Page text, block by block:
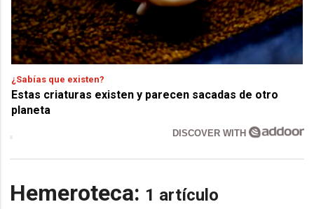
¿Sabías que existen?
Estas criaturas existen y parecen sacadas de otro
planeta
DISCOVER WITH
Hemeroteca: 1 artículo